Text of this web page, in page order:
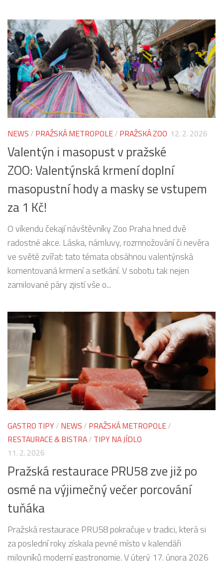
NEWS / PRAŽSKÁ METROPOLE/ PRAŽSKÁ ZOO 12. 2. 2026
Valentýn i masopust v pražské
ZOO: Valentýnská krmení doplní
masopustní hody a masky se vstupem
za 1 Kč!
O víkendu čekají návštěvníky Zoo Praha hned dvě
radostné akce. Láska, námluvy, rozmnožování či nevěra
ve světě zvířat: tato témata obsáhnou valentýnská
komentovaná krmení a setkání. V sobotu tak nejen
zamilované páry zjistí vše o...
GASTRO TIPY/ NEWS / PRAŽSKÁ METROPOLE/
RESTAURACE & BISTRA/ TIPY NA JÍDLO
11. 2. 2026
Pražská restaurace PRU58 zve již po
osmé na výjimečný večer porcování
tuňáka
Pražská restaurace PRU58 pokračuje v tradici, která si
za poslední roky získala pevné místo v kalendáři
milovníků moderní gastronomie. V úterý 17. února 2026